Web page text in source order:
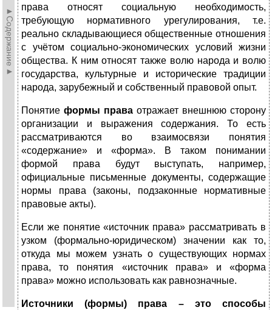
►Содержание►
права относят социальную необходимость,
требующую нормативного урегулирования, т.е.
реально складывающиеся общественные отношения
с учётом социально-экономических условий жизни
общества. К ним относят также волю народа и волю
государства, культурные и исторические традиции
народа, зарубежный и собственный правовой опыт.
Понятие формы права отражает внешнюю сторону
организации и выражения содержания. То есть
рассматриваются во взаимосвязи понятия
«содержание» и «форма». В таком понимании
формой права будут выступать, например,
официальные письменные документы, содержащие
нормы права (законы, подзаконные нормативные
правовые акты).
Если же понятие «источник права» рассматривать в
узком (формально-юридическом) значении как то,
откуда мы можем узнать о существующих нормах
права, то понятия «источник права» и «форма
права» можно использовать как равнозначные.
Источники (формы) права – это способы